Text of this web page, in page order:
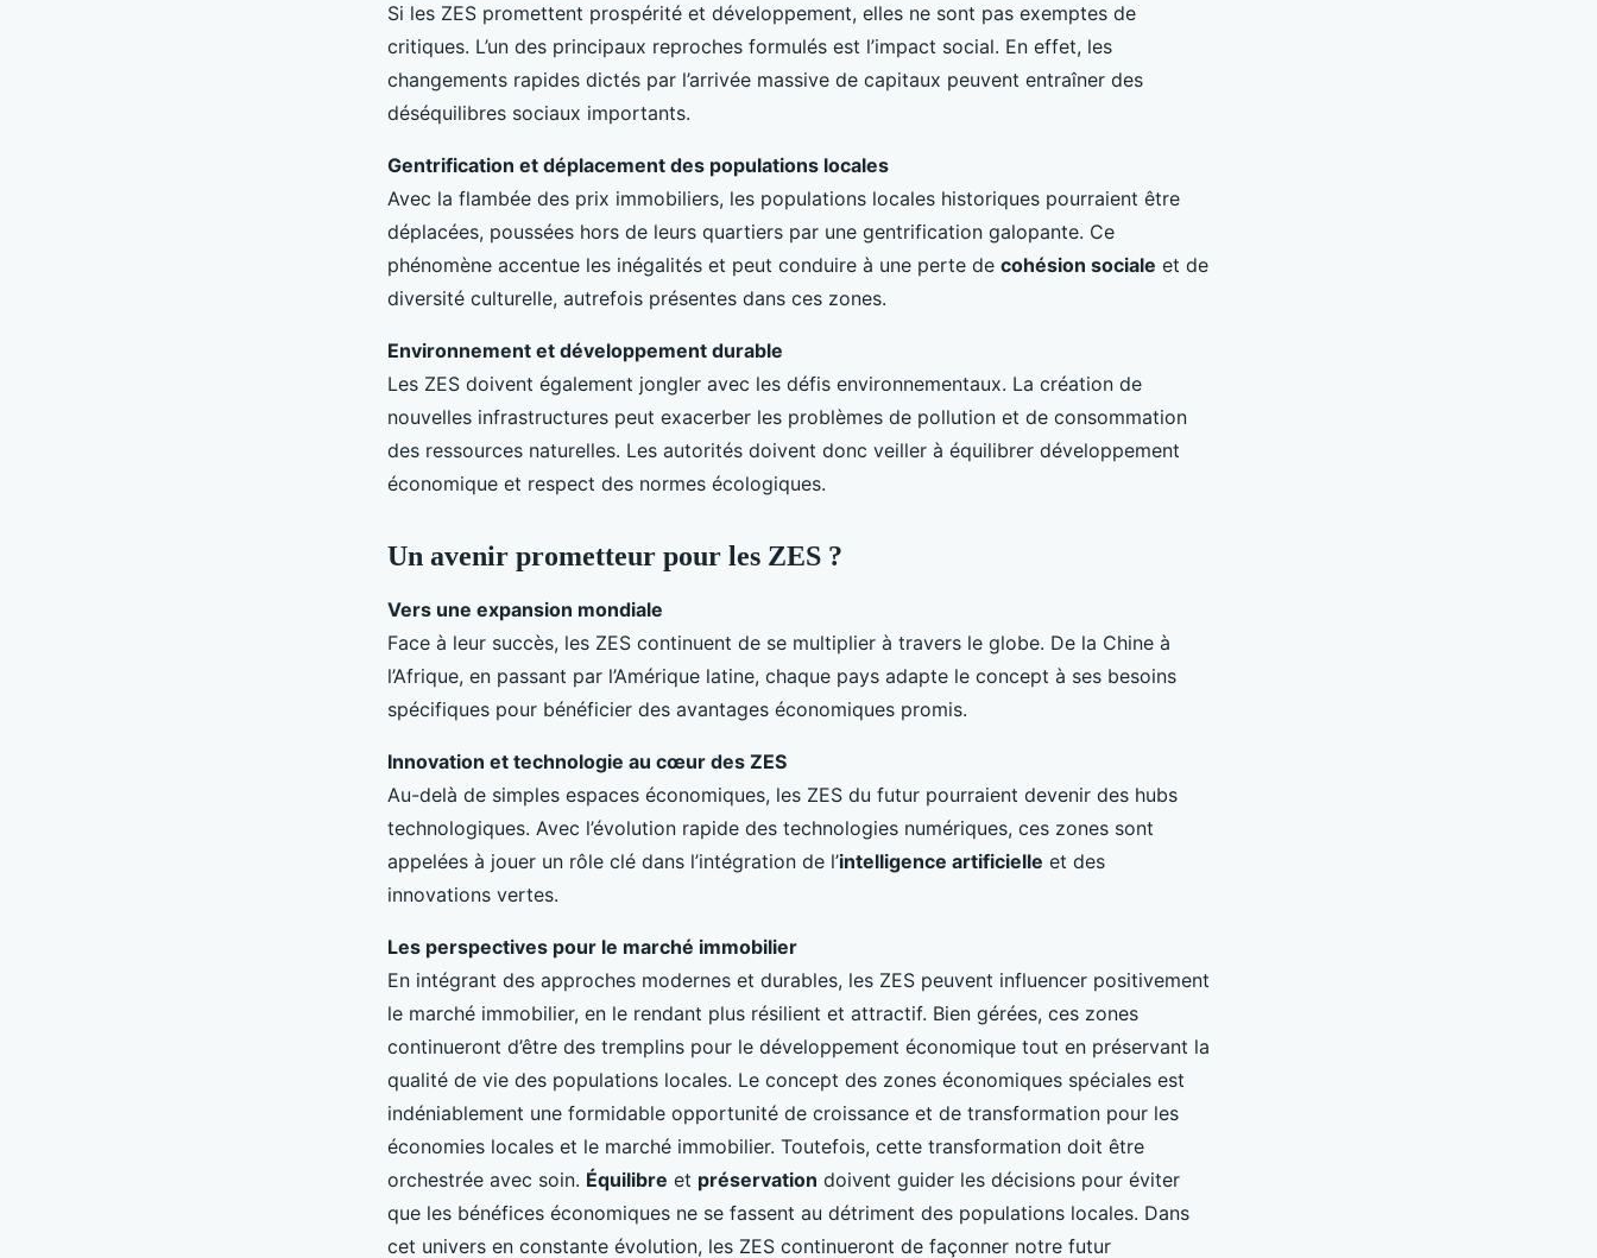
Si les ZES promettent prospérité et développement, elles ne sont pas exemptes de
critiques. L’un des principaux reproches formulés est l’impact social. En effet, les
changements rapides dictés par l’arrivée massive de capitaux peuvent entraîner des
déséquilibres sociaux importants.
Gentrification et déplacement des populations locales
Avec la flambée des prix immobiliers, les populations locales historiques pourraient être
déplacées, poussées hors de leurs quartiers par une gentrification galopante. Ce
phénomène accentue les inégalités et peut conduire à une perte de cohésion sociale et de
diversité culturelle, autrefois présentes dans ces zones.
Environnement et développement durable
Les ZES doivent également jongler avec les défis environnementaux. La création de
nouvelles infrastructures peut exacerber les problèmes de pollution et de consommation
des ressources naturelles. Les autorités doivent donc veiller à équilibrer développement
économique et respect des normes écologiques.
Un avenir prometteur pour les ZES ?
Vers une expansion mondiale
Face à leur succès, les ZES continuent de se multiplier à travers le globe. De la Chine à
l’Afrique, en passant par l’Amérique latine, chaque pays adapte le concept à ses besoins
spécifiques pour bénéficier des avantages économiques promis.
Innovation et technologie au cœur des ZES
Au-delà de simples espaces économiques, les ZES du futur pourraient devenir des hubs
technologiques. Avec l’évolution rapide des technologies numériques, ces zones sont
appelées à jouer un rôle clé dans l’intégration de l’intelligence artificielle et des
innovations vertes.
Les perspectives pour le marché immobilier
En intégrant des approches modernes et durables, les ZES peuvent influencer positivement
le marché immobilier, en le rendant plus résilient et attractif. Bien gérées, ces zones
continueront d’être des tremplins pour le développement économique tout en préservant la
qualité de vie des populations locales. Le concept des zones économiques spéciales est
indéniablement une formidable opportunité de croissance et de transformation pour les
économies locales et le marché immobilier. Toutefois, cette transformation doit être
orchestrée avec soin. Équilibre et préservation doivent guider les décisions pour éviter
que les bénéfices économiques ne se fassent au détriment des populations locales. Dans
cet univers en constante évolution, les ZES continueront de façonner notre futur